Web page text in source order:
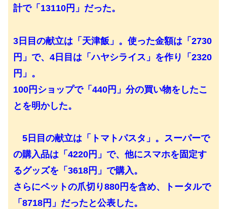
計で「13110円」だった。
3日目の献立は「天津飯」。使った金額は「2730
円」で、4日目は「ハヤシライス」を作り「2320
円」。
100円ショップで「440円」分の買い物をしたこ
とを明かした。
5日目の献立は「トマトパスタ」。スーパーで
の購入品は「4220円」で、他にスマホを固定す
るグッズを「3618円」で購入。
さらにペットの爪切り880円を含め、トータルで
「8718円」だったと公表した。